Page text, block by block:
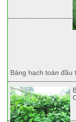
Bảng hạch toán đầu